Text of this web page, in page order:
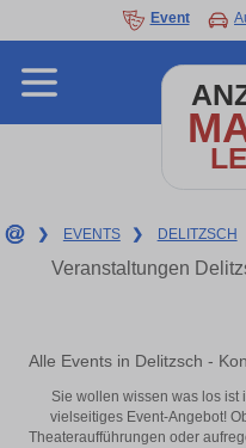
Event
❯ EVENTS ❯ DELITZSCH
Veranstaltungen
Alle Events in Delitzsch -
Sie wollen wissen was los ist
vielseitiges Event-Angebot!
Theateraufführungen oder